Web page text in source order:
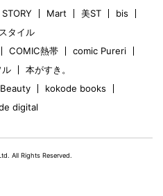
STORY Mart 美ST
bis
タイル
COMIC熱帯
comic Pureri
ル
本がすき。
kokode books
digital
All Rights Reserved.